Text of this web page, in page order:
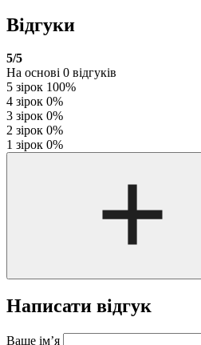
Відгуки
5/5
На основі 0 відгуків
5 зірок 100%
4 зірок 0%
3 зірок 0%
2 зірок 0%
1 зірок 0%
Написати відгук
Ваше ім’я